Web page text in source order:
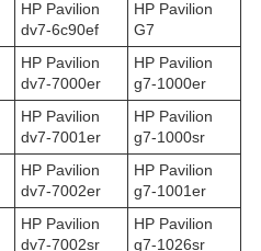
HP Pavilion
dv7-6c90ef
HP Pavilion
G7
HP Pavilion
dv7-7000er
HP Pavilion
g7-1000er
HP Pavilion
dv7-7001er
HP Pavilion
g7-1000sr
HP Pavilion
dv7-7002er
HP Pavilion
g7-1001er
HP Pavilion
dv7-7002sr
HP Pavilion
g7-1026sr